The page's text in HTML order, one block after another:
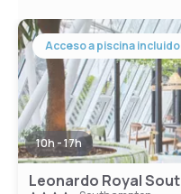
Acceso a piscina incluido
10h - 17h